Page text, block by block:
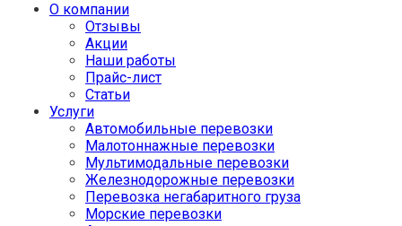
О компании
Отзывы
Акции
Наши работы
Прайс-лист
Статьи
Услуги
Автомобильные перевозки
Малотоннажные перевозки
Мультимодальные перевозки
Железнодорожные перевозки
Перевозка негабаритного груза
Морские перевозки